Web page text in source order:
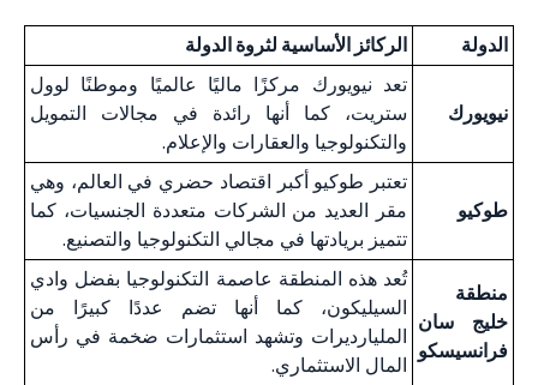
الدولة الركائز الأساسية لثروة الدولة
نيويورك
تعد نيويورك مركزًا ماليًا عالميًا وموطنًا لوول
ستريت، كما أنها رائدة في مجالات التمويل
والتكنولوجيا والعقارات والإعلام.
طوكيو
تعتبر طوكيو أكبر اقتصاد حضري في العالم، وهي
مقر العديد من الشركات متعددة الجنسيات، كما
تتميز بريادتها في مجالي التكنولوجيا والتصنيع.
منطقة
خليج سان
فرانسيسكو
تُعد هذه المنطقة عاصمة التكنولوجيا بفضل وادي
السيليكون، كما أنها تضم عددًا كبيرًا من
المليارديرات وتشهد استثمارات ضخمة في رأس
المال الاستثماري.